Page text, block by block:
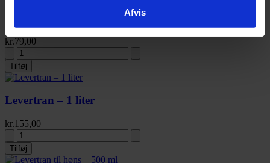
Afvis
kr.79,00
Tilføj
Levertran – 1 liter
kr.155,00
Tilføj